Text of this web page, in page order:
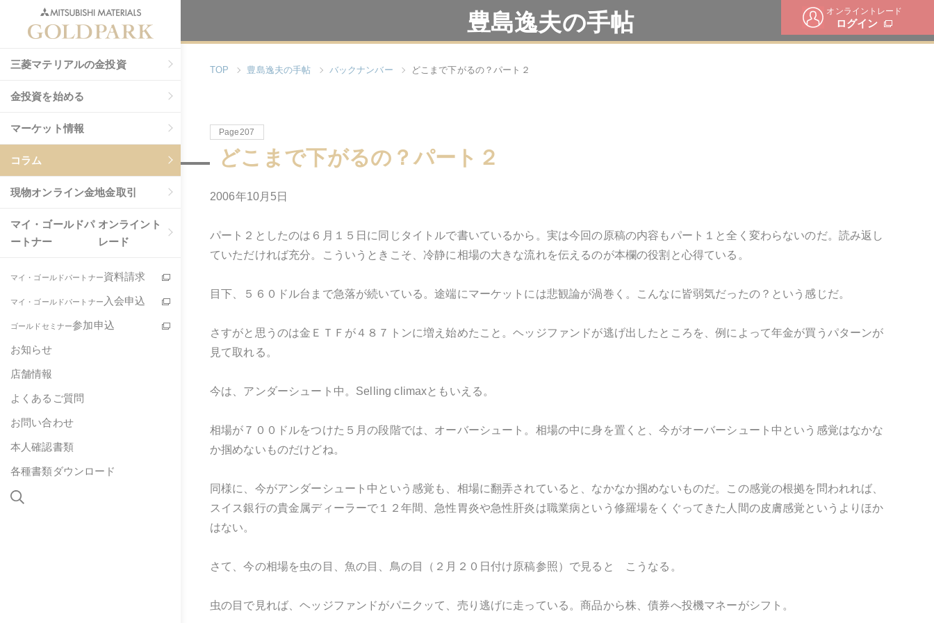
オンライントレード
ログイン
三菱マテリアルの金投資
金投資を始める
マーケット情報
コラム
現物オンライン金地金取引
マイ・ゴールドパ
ートナー
オンライント
レード
マイ・ゴールドパートナー資料請求
マイ・ゴールドパートナー 入会申込
ゴールドセミナー参加申込
お知らせ
店舗情報
よくあるご質問
お問い合わせ
本人確認書類
各種書類ダウンロード
豊島逸夫の手帖
TOP 豊島逸夫の手帖 バックナンバー どこまで下がるの？パート２
Page207
どこまで下がるの？パート２
2006年10月5日
パート２としたのは６月１５日に同じタイトルで書いているから。実は今回の原稿の内容もパート１と全く変わらないのだ。読み返し
ていただければ充分。こういうときこそ、冷静に相場の大きな流れを伝えるのが本欄の役割と心得ている。
目下、５６０ドル台まで急落が続いている。途端にマーケットには悲観論が渦巻く。こんなに皆弱気だったの？という感じだ。
さすがと思うのは金ＥＴＦが４８７トンに増え始めたこと。ヘッジファンドが逃げ出したところを、例によって年金が買うパターンが
見て取れる。
今は、アンダーシュート中。Selling climaxともいえる。
相場が７００ドルをつけた５月の段階では、オーバーシュート。相場の中に身を置くと、今がオーバーシュート中という感覚はなかな
か掴めないものだけどね。
同様に、今がアンダーシュート中という感覚も、相場に翻弄されていると、なかなか掴めないものだ。この感覚の根拠を問われれば、
スイス銀行の貴金属ディーラーで１２年間、急性胃炎や急性肝炎は職業病という修羅場をくぐってきた人間の皮膚感覚というよりほか
はない。
さて、今の相場を虫の目、魚の目、鳥の目（２月２０日付け原稿参照）で見ると こうなる。
虫の目で見れば、ヘッジファンドがパニクッて、売り逃げに走っている。商品から株、債券へ投機マネーがシフト。